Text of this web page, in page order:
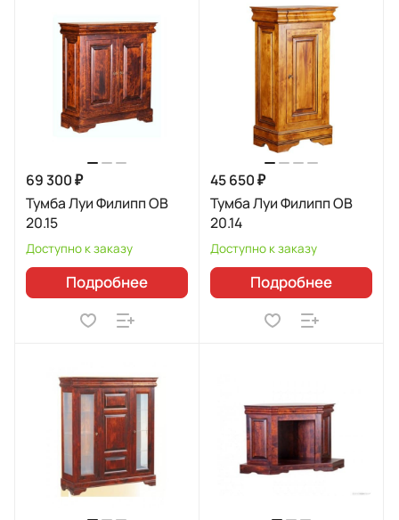
69 300 ₽
Тумба Луи Филипп ОВ
20.15
Доступно к заказу
Подробнее
45 650 ₽
Тумба Луи Филипп ОВ
20.14
Доступно к заказу
Подробнее